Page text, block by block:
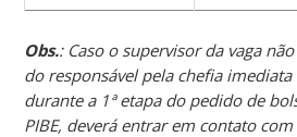
Obs.: Caso o supervisor da vaga
do responsável pela chefia
durante a 1ª etapa do pedido de
PIBE, deverá entrar em contato